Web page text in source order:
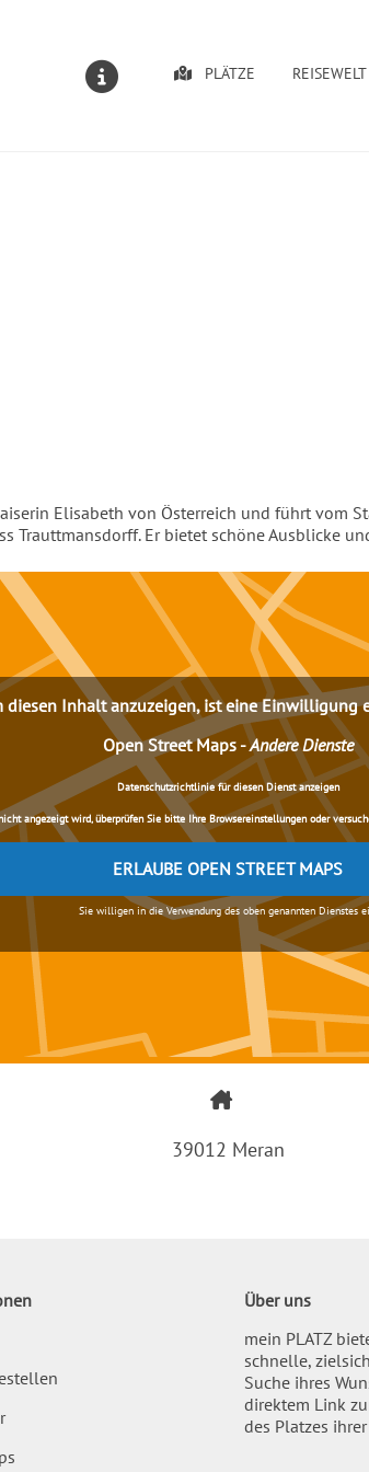
PLÄTZE REISEWELT
Elisabeth von Österreich und führt vom
Trauttmansdorff. Er bietet schöne Ausblicke
diesen Inhalt anzuzeigen, ist eine Einwilligung
Open Street Maps-Andere Dienste
Datenschutzrichtlinie für diesen Dienst anzeigen
angezeigt wird, überprüfen Sie bitte Ihre Browsereinstellungen oder
ERLAUBE OPEN STREET MAPS
Sie willigen in die Verwendung des oben genannten Dienstes
39012 Meran
Über uns
mein PLATZ
schnelle,
Suche ihres
direktem Link
des Platzes